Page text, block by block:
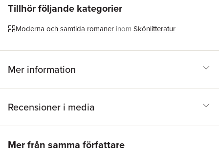
ensure responsible forestry management.
(Certification is by FSC, PEFC or SFI.) Produced in
the UK using 100% renewable electricity.
Översättare
Humphrey Davies
Tillhör följande kategorier
Moderna och samtida romaner inom Skönlitteratur
Mer information
Recensioner i media
Mer från samma författare